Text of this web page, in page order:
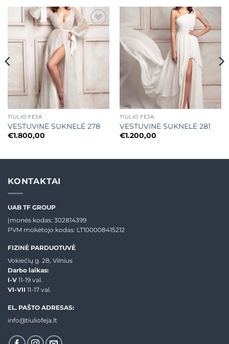
Mėgstamiausias
TIULIO FĖJA
VESTUVINĖ SUKNELĖ 278
€1.800,00
Mėgstamiausias
TIULIO FĖJA
VESTUVINĖ SUKNELĖ 281
€1.200,00
KONTAKTAI
UAB TF GROUP
Įmonės kodas: 302814399
PVM mokėtojo kodas: LT100008415212
FIZINĖ PARDUOTUVĖ
Vokiečių g. 28, Vilnius
Darbo laikas:
I-V 11-19 val.
VI-VII 11-17 val.
EL. PAŠTO ADRESAS:
info@tiuliofeja.lt